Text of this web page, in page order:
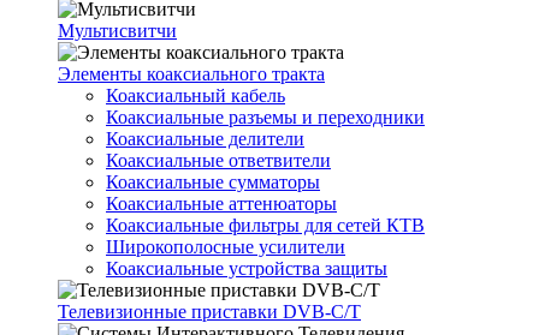
Мультисвитчи
Элементы коаксиального тракта
Коаксиальный кабель
Коаксиальные разъемы и переходники
Коаксиальные делители
Коаксиальные ответвители
Коаксиальные сумматоры
Коаксиальные аттенюаторы
Коаксиальные фильтры для сетей КТВ
Широкополосные усилители
Коаксиальные устройства защиты
Телевизионные приставки DVB-C/T